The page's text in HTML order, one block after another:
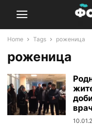
Home Tags роженица
роженица